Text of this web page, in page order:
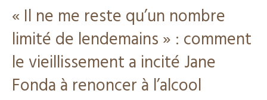
« Il ne me reste qu’un nombre
limité de lendemains » : comment
le vieillissement a incité Jane
Fonda à renoncer à l’alcool